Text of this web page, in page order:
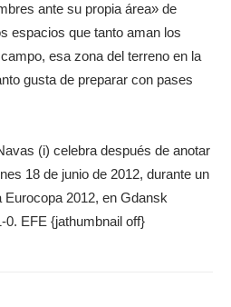
ante su propia área» de
espacios que tanto aman los
esa zona del terreno en la
gusta de preparar con pases
(i) celebra después de anotar
18 de junio de 2012, durante un
Eurocopa 2012, en Gdansk
0. EFE {jathumbnail off}